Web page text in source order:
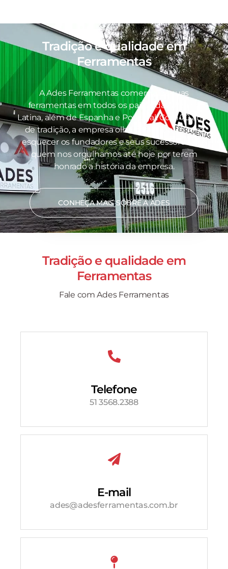
Tradição e qualidade em
Ferramentas
A Ades Ferramentas comercializa suas
ferramentas em todos os países da América
Latina, além de Espanha e Portugal. Com 70 anos
de tradição, a empresa olha para o futuro sem
esquecer os fundadores e seus sucessores, por
quem nos orgulhamos até hoje por terem
honrado a história da empresa.
CONHEÇA MAIS SOBRE A ADES
Tradição e qualidade em
Ferramentas
Fale com Ades Ferramentas
Telefone
51 3568.2388
E-mail
ades@adesferramentas.com.br